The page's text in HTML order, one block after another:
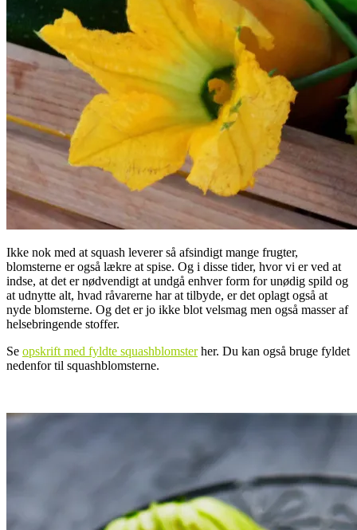
Ikke nok med at squash leverer så afsindigt mange frugter,
blomsterne er også lækre at spise. Og i disse tider, hvor vi er ved at
indse, at det er nødvendigt at undgå enhver form for unødig spild og
at udnytte alt, hvad råvarerne har at tilbyde, er det oplagt også at
nyde blomsterne. Og det er jo ikke blot velsmag men også masser af
helsebringende stoffer.
Se opskrift med fyldte squashblomsterher. Du kan også bruge fyldet
nedenfor til squashblomsterne.